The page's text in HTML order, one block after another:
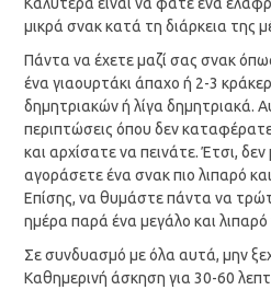
μικρά σνακ κατά τη διάρκεια της
Πάντα να έχετε μαζί σας σνακ
ένα γιαουρτάκι άπαχο ή 2-3
δημητριακών ή λίγα δημητριακά.
περιπτώσεις όπου δεν
και αρχίσατε να πεινάτε. Έτσι,
αγοράσετε ένα σνακ πιο λιπαρό
Επίσης, να θυμάστε πάντα να
ημέρα παρά ένα μεγάλο και
Σε συνδυασμό με όλα αυτά, μην
Καθημερινή άσκηση για 30-60